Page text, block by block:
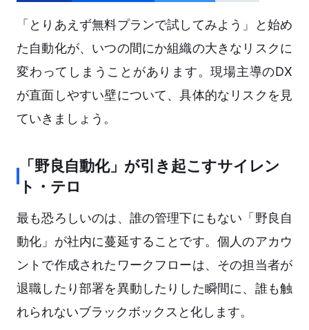
「とりあえず無料プランで試してみよう」と始め
た自動化が、いつの間にか組織の大きなリスクに
変わってしまうことがあります。現場主導のDX
が直面しやすい壁について、具体的なリスクを見
ていきましょう。
「野良自動化」が引き起こすサイレン
ト・テロ
最も恐ろしいのは、誰の管理下にもない「野良自
動化」が社内に蔓延することです。個人のアカウ
ントで作成されたワークフローは、その担当者が
退職したり部署を異動したりした瞬間に、誰も触
れられないブラックボックスと化します。